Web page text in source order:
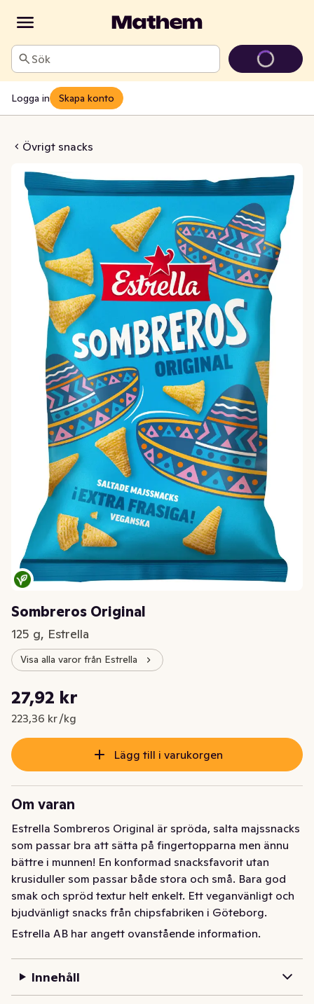
Sök
Logga in Skapa konto
Övrigt snacks
Original
Sombreros Original
125 g, Estrella
Visa alla varor från Estrella
Nuvarande pris är: 27,92 kr
27,92 kr
223,36 kr /kg
Styckpris: 223,36 kr /kg
Lägg till i varukorgen
Om varan
Estrella Sombreros Original är spröda, salta majssnacks
som passar bra att sätta på fingertopparna men ännu
bättre i munnen! En konformad snacksfavorit utan
krusiduller som passar både stora och små. Bara god
smak och spröd textur helt enkelt. Ett veganvänligt och
bjudvänligt snacks från chipsfabriken i Göteborg.
Festen börjar med Sombreros! En spröd och lika given
där den söta smaken av majs kryddats med en frisk
Estrella AB har angett ovanstående information.
Innehåll